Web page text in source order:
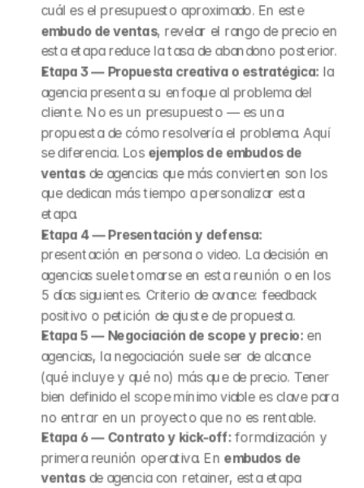
cuál es el presupuesto aproximado. En este
embudo de ventas, revelar el rango de precio en
esta etapa reduce la tasa de abandono posterior.
Etapa 3 — Propuesta creativa o estratégica: la
agencia presenta su enfoque al problema del
cliente. No es un presupuesto — es una
propuesta de cómo resolvería el problema. Aquí
se diferencia. Los ejemplos de embudos de
ventas de agencias que más convierten son los
que dedican más tiempo a personalizar esta
etapa.
Etapa 4 — Presentación y defensa:
presentación en persona o video. La decisión en
agencias suele tomarse en esta reunión o en los
5 días siguientes. Criterio de avance: feedback
positivo o petición de ajuste de propuesta.
Etapa 5 — Negociación de scope y precio: en
agencias, la negociación suele ser de alcance
(qué incluye y qué no) más que de precio. Tener
bien definido el scope mínimo viable es clave para
no entrar en un proyecto que no es rentable.
Etapa 6 — Contrato y kick-off: formalización y
primera reunión operativa. En embudos de
ventas de agencia con retainer, esta etapa